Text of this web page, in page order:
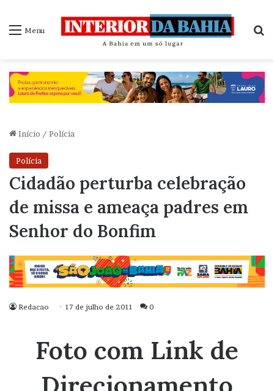
Menu
Início / Polícia
Polícia
Cidadão perturba celebração
de missa e ameaça padres em
Senhor do Bonfim
Redacao 17 de julho de 2011 0
Foto com Link de